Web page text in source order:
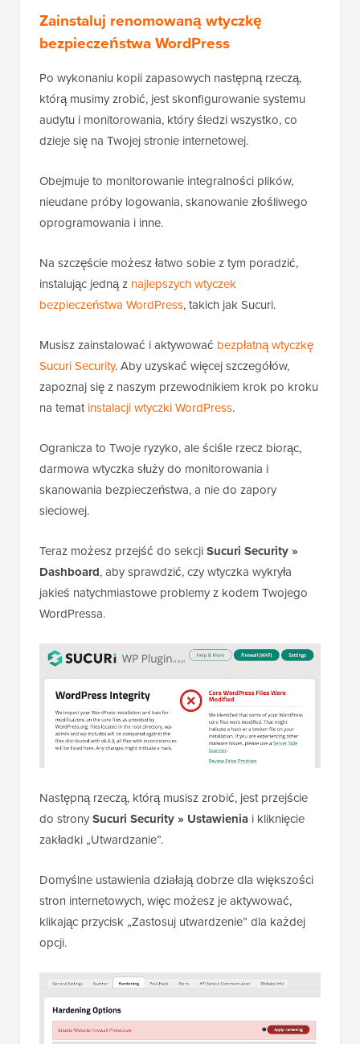
Zainstaluj renomowaną wtyczkę
bezpieczeństwa WordPress
Po wykonaniu kopii zapasowych następną rzeczą,
którą musimy zrobić, jest skonfigurowanie systemu
audytu i monitorowania, który śledzi wszystko, co
dzieje się na Twojej stronie internetowej.
Obejmuje to monitorowanie integralności plików,
nieudane próby logowania, skanowanie złośliwego
oprogramowania i inne.
Na szczęście możesz łatwo sobie z tym poradzić,
instalując jedną z najlepszych wtyczek
bezpieczeństwa WordPress, takich jak Sucuri.
Musisz zainstalować i aktywować bezpłatną wtyczkę
Sucuri Security. Aby uzyskać więcej szczegółów,
zapoznaj się z naszym przewodnikiem krok po kroku
na tematinstalacji wtyczki WordPress.
Ogranicza to Twoje ryzyko, ale ściśle rzecz biorąc,
darmowa wtyczka służy do monitorowania i
skanowania bezpieczeństwa, a nie do zapory
sieciowej.
Teraz możesz przejść do sekcjiSucuri Security »
Dashboard, aby sprawdzić, czy wtyczka wykryła
jakieś natychmiastowe problemy z kodem Twojego
WordPressa.
Następną rzeczą, którą musisz zrobić, jest przejście
do stronySucuri Security » Ustawienia i kliknięcie
zakładki „Utwardzanie”.
Domyślne ustawienia działają dobrze dla większości
stron internetowych, więc możesz je aktywować,
klikając przycisk „Zastosuj utwardzenie” dla każdej
opcji.